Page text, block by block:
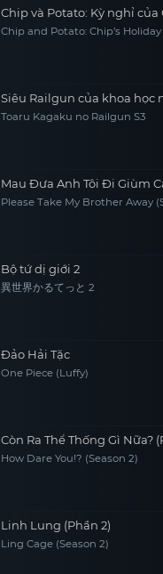
Chip và Potato: Kỳ nghỉ của
Chip and Potato: Chip’s Holiday
Siêu Railgun của khoa học
Toaru Kagaku no Railgun S3
Mau Đưa Anh Tôi Đi Giùm
Please Take My Brother Away
Bộ tứ dị giới 2
異世界かるてっと 2
Đảo Hải Tặc
One Piece (Luffy)
Còn Ra Thể Thống Gì Nữa?
How Dare You!? (Season 2)
Linh Lung (Phần 2)
Ling Cage (Season 2)